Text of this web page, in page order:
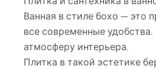
Ванная в стиле бохо — это
все современные
атмосферу интерьера.
Плитка в такой эстетике